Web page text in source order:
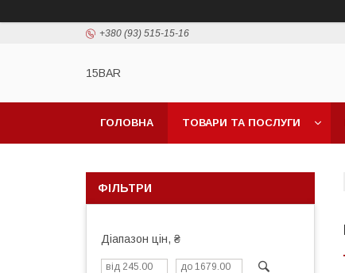
+380 (93) 515-15-16
15BAR
ГОЛОВНА ТОВАРИ ТА ПОСЛУГИ
ФІЛЬТРИ
Діапазон цін, ₴